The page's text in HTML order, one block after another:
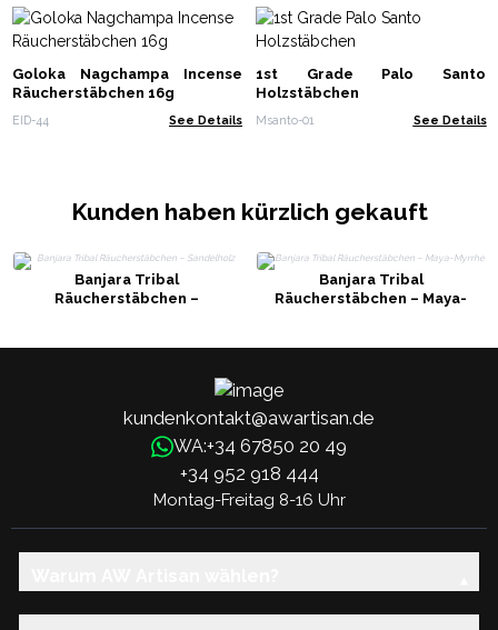
Goloka Nagchampa Incense
Räucherstäbchen 16g
EID-44 See Details
1st Grade Palo Santo
Holzstäbchen
Msanto-01 See Details
Kunden haben kürzlich gekauft
Banjara Tribal
Räucherstäbchen –
Banjara Tribal
Räucherstäbchen – Maya-
kundenkontakt@awartisan.de
WA:+34 67850 20 49
+34 952 918 444
Montag-Freitag 8-16 Uhr